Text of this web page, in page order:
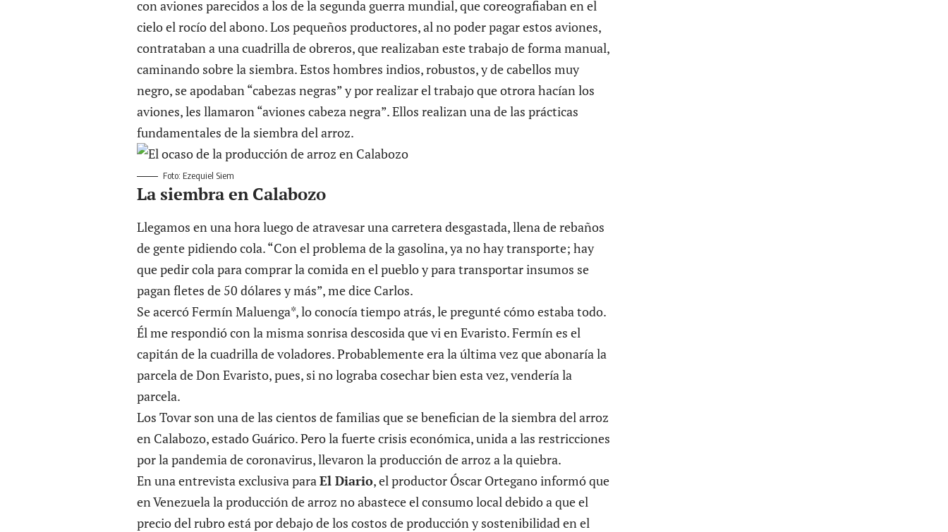
con aviones parecidos a los de la segunda guerra mundial, que coreografiaban en el
cielo el rocío del abono. Los pequeños productores, al no poder pagar estos aviones,
contrataban a una cuadrilla de obreros, que realizaban este trabajo de forma manual,
caminando sobre la siembra. Estos hombres indios, robustos, y de cabellos muy
negro, se apodaban “cabezas negras” y por realizar el trabajo que otrora hacían los
aviones, les llamaron “aviones cabeza negra”. Ellos realizan una de las prácticas
fundamentales de la siembra del arroz.
Foto: Ezequiel Siem
La siembraen Calabozo
Llegamos en una hora luego de atravesar una carretera desgastada, llena de rebaños
de gente pidiendo cola. “Con el problema de la gasolina, ya no hay transporte; hay
que pedir cola para comprar la comida en el pueblo y para transportar insumos se
pagan fletes de 50 dólares y más”, me dice Carlos.
Se acercó Fermín Maluenga*, lo conocía tiempo atrás, le pregunté cómo estaba todo.
Él me respondió con la misma sonrisa descosida que vi en Evaristo. Fermín es el
capitán de la cuadrilla de voladores. Probablemente era la última vez que abonaría la
parcela de Don Evaristo, pues, si no lograba cosechar bien esta vez, vendería la
parcela.
Los Tovar son una de las cientos de familias que se benefician de la siembra del arroz
en Calabozo, estado Guárico. Pero la fuerte crisis económica, unida a las restricciones
por la pandemia de coronavirus, llevaron la producción de arroz a la quiebra.
En una entrevista exclusiva para El Diario, el productor Óscar Ortegano informó que
en Venezuela la producción de arroz no abastece el consumo local debido a que el
precio del rubro está por debajo de los costos de producción y sostenibilidad en el